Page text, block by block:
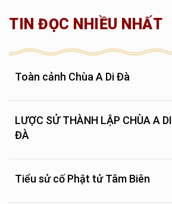
TIN ĐỌC NHIỀU NHẤT
Toàn cảnh Chùa A Di Đà
LƯỢC SỬ THÀNH LẬP CHÙA A DI
ĐÀ
Tiểu sử cố Phật tử Tâm Biên